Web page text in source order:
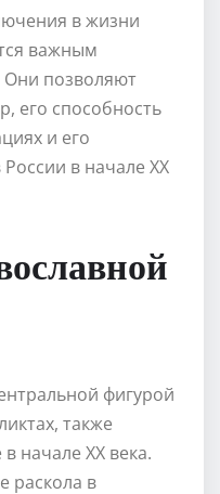
в жизни
важным
Они позволяют
его способность
и его
в начале XX
фигурой
также
начале XX века.
раскола в